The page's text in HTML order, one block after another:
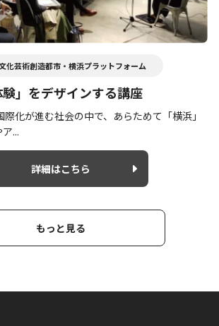
化芸術創造都市・横浜プラットフォーム
験」をデザインする講座
化が進む社会の中で、あらためて「横浜」
...
詳細はこちら
もっと見る